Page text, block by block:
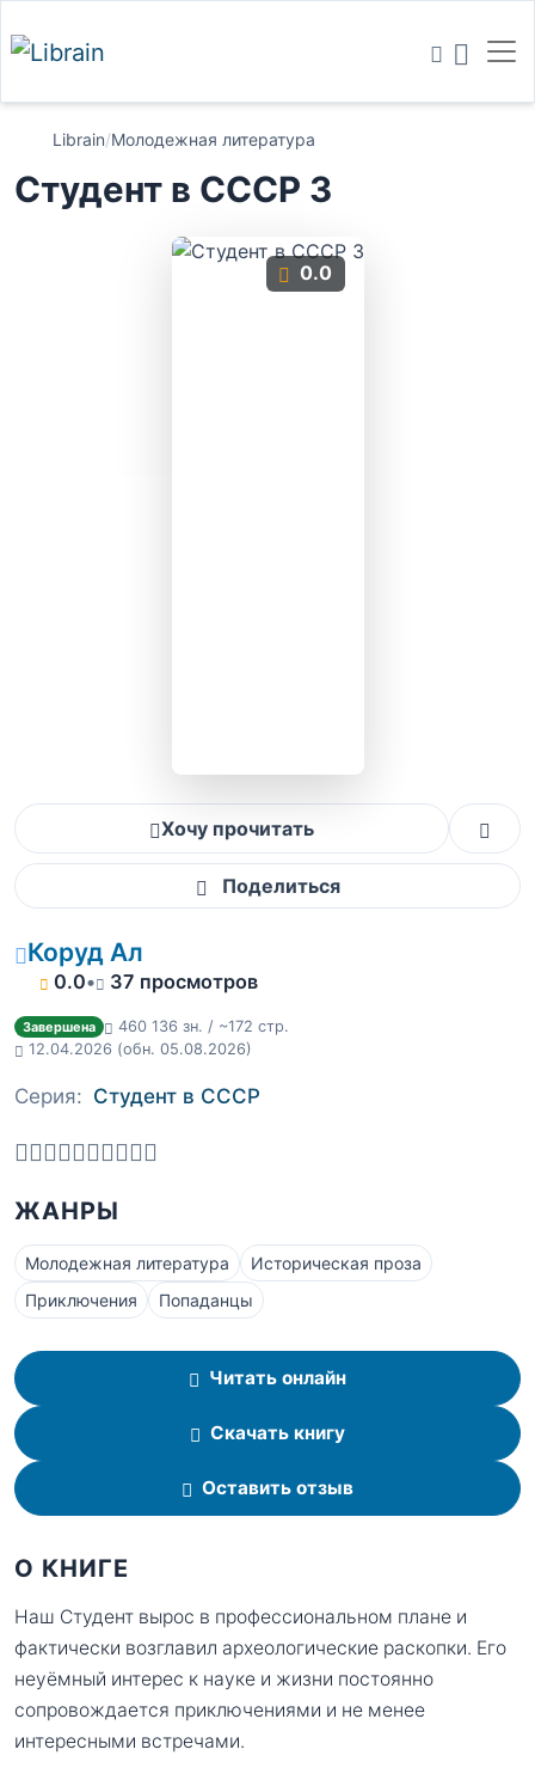
Librain/Молодежная литература
Студент в СССР 3
0.0
Хочу прочитать
Поделиться
Коруд Ал
0.0• 37 просмотров
Завершена
460 136 зн. / ~172 стр.
12.04.2026 (обн. 05.08.2026)
Серия: Студент в СССР
ЖАНРЫ
Молодежная литература
Историческая проза
Приключения
Попаданцы
Читать онлайн
Скачать книгу
Оставить отзыв
О КНИГЕ
Наш Студент вырос в профессиональном плане и
фактически возглавил археологические раскопки. Его
неуёмный интерес к науке и жизни постоянно
сопровождается приключениями и не менее
интересными встречами.